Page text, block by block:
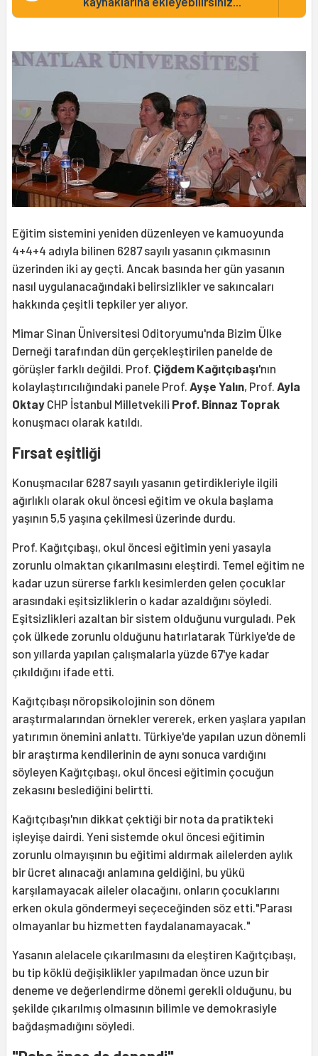
Eğitim sistemini yeniden düzenleyen ve kamuoyunda
4+4+4 adıyla bilinen 6287 sayılı yasanın çıkmasının
üzerinden iki ay geçti. Ancak basında her gün yasanın
nasıl uygulanacağındaki belirsizlikler ve sakıncaları
hakkında çeşitli tepkiler yer alıyor.
Mimar Sinan Üniversitesi Oditoryumu'nda Bizim Ülke
Derneği tarafından dün gerçekleştirilen panelde de
görüşler farklı değildi. Prof. Çiğdem Kağıtçıbaşı'nın
kolaylaştırıcılığındaki panele Prof. Ayşe Yalın, Prof. Ayla
Oktay CHP İstanbul Milletvekili Prof. Binnaz Toprak
konuşmacı olarak katıldı.
Fırsat eşitliği
Konuşmacılar 6287 sayılı yasanın getirdikleriyle ilgili
ağırlıklı olarak okul öncesi eğitim ve okula başlama
yaşının 5,5 yaşına çekilmesi üzerinde durdu.
Prof. Kağıtçıbaşı, okul öncesi eğitimin yeni yasayla
zorunlu olmaktan çıkarılmasını eleştirdi. Temel eğitim ne
kadar uzun sürerse farklı kesimlerden gelen çocuklar
arasındaki eşitsizliklerin o kadar azaldığını söyledi.
Eşitsizlikleri azaltan bir sistem olduğunu vurguladı. Pek
çok ülkede zorunlu olduğunu hatırlatarak Türkiye'de de
son yıllarda yapılan çalışmalarla yüzde 67'ye kadar
çıkıldığını ifade etti.
Kağıtçıbaşı nöropsikolojinin son dönem
araştırmalarından örnekler vererek, erken yaşlara yapılan
yatırımın önemini anlattı. Türkiye'de yapılan uzun dönemli
bir araştırma kendilerinin de aynı sonuca vardığını
söyleyen Kağıtçıbaşı, okul öncesi eğitimin çocuğun
zekasını beslediğini belirtti.
Kağıtçıbaşı'nın dikkat çektiği bir nota da pratikteki
işleyişe dairdi. Yeni sistemde okul öncesi eğitimin
zorunlu olmayışının bu eğitimi aldırmak ailelerden aylık
bir ücret alınacağı anlamına geldiğini, bu yükü
karşılamayacak aileler olacağını, onların çocuklarını
erken okula göndermeyi seçeceğinden söz etti."Parası
olmayanlar bu hizmetten faydalanamayacak."
Yasanın alelacele çıkarılmasını da eleştiren Kağıtçıbaşı,
bu tip köklü değişiklikler yapılmadan önce uzun bir
deneme ve değerlendirme dönemi gerekli olduğunu, bu
şekilde çıkarılmış olmasının bilimle ve demokrasiyle
bağdaşmadığını söyledi.